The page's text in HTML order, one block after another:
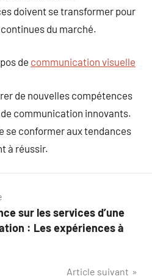
doivent se transformer pour
du marché.
de communication visuelle
de nouvelles compétences
de communication innovants.
se conformer aux tendances
à réussir.
sur les services d’une
: Les expériences à
Article suivant